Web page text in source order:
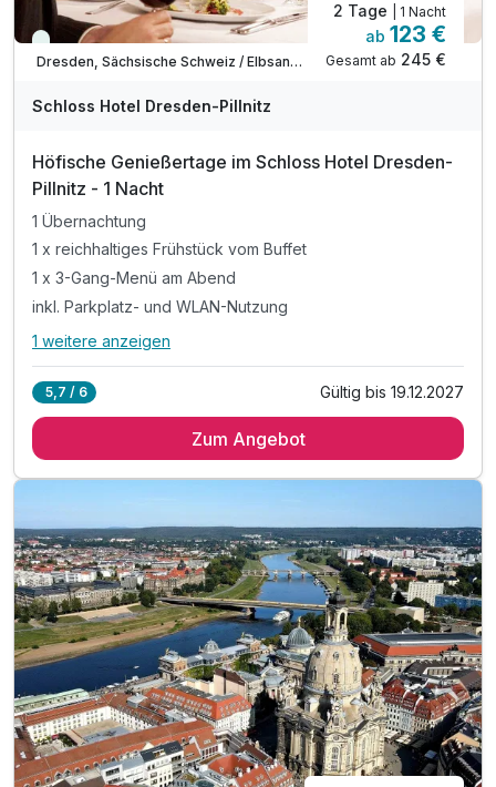
Immer verfügbar
Dresden, Sächsische Schweiz / Elbsandsteingebirge
2 Tage | 1 Nacht
ab 123 €
Gesamt ab 245 €
Schloss Hotel Dresden-Pillnitz
Höfische Genießertage im Schloss Hotel Dresden-
Pillnitz - 1 Nacht
1 Übernachtung
1 x reichhaltiges Frühstück vom Buffet
1 x 3-Gang-Menü am Abend
inkl. Parkplatz- und WLAN-Nutzung
Alle Inklusivleistungen
1 x reichhaltiges Frühstück vom Buffet
Familienspaß o. Zeit zu zweit - Alles ist möglich!
1 weitere anzeigen
5,7 / 6 Gültig bis 19.12.2027
Zum Angebot